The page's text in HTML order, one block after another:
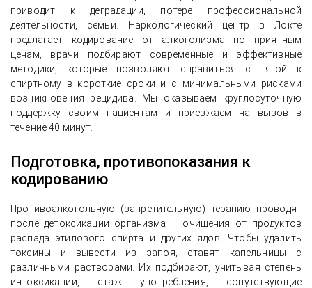
приводит к деградации, потере профессиональной
деятельности, семьи. Наркологический центр в Локте
предлагает кодирование от алкоголизма по приятным
ценам, врачи подбирают современные и эффективные
методики, которые позволяют справиться с тягой к
спиртному в короткие сроки и с минимальными рисками
возникновения рецидива. Мы оказываем круглосуточную
поддержку своим пациентам и приезжаем на вызов в
течение 40 минут.
Подготовка, противопоказания к
кодированию
Противоалкогольную (запретительную) терапию проводят
после детоксикации организма – очищения от продуктов
распада этилового спирта и других ядов. Чтобы удалить
токсины и вывести из запоя, ставят капельницы с
различными растворами. Их подбирают, учитывая степень
интоксикации, стаж употребления, сопутствующие